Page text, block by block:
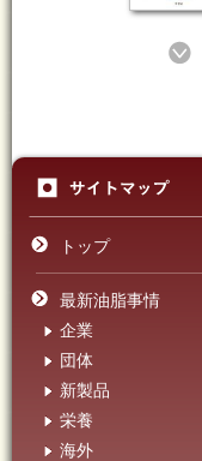
トップ
最新油脂事情
企業
団体
新製品
栄養
海外